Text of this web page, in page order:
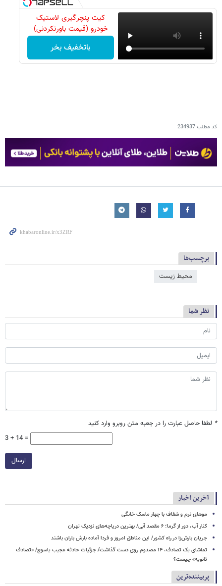
کیت پنچرگیری لاستیک
خودرو (قیمت باورنکردنی)
باتخفیف بخر
کد مطلب234937
برچسب‌ها
محیط زیست
نظر شما
* لطفا حاصل عبارت را در جعبه متن روبرو وارد کنید
3 + 14 =
ارسال
آخرین اخبار
موهای نرم و شفاف با چهار ماسک خانگی
کنار آب، دور از گرما؛ ۶ مقصد آبی/ بهترین دریاچه‌های نزدیک تهران
جریان بارش‌زا در راه کشور/ این مناطق امروز و فردا آماده بارش باران باشند
تماشای یک تصادف، ۱۴ مصدوم روی دست گذاشت/ جزئیات حادثه عجیب یاسوج/ «تصادف
ثانویه» چیست؟
پربیننده‌ترین